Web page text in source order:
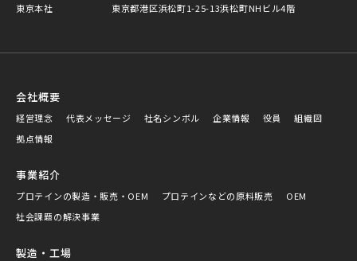
東京本社
東京都港区浜松町1-25-13浜松町NHビル4階
会社概要
経営理念 代表メッセージ 社名シンボル 企業情報 役員
組織図
拠点情報
事業紹介
プロテインの製造・販売・OEM プロテインなどの原料販売
OEM
社会課題の解決事業
製造・工場